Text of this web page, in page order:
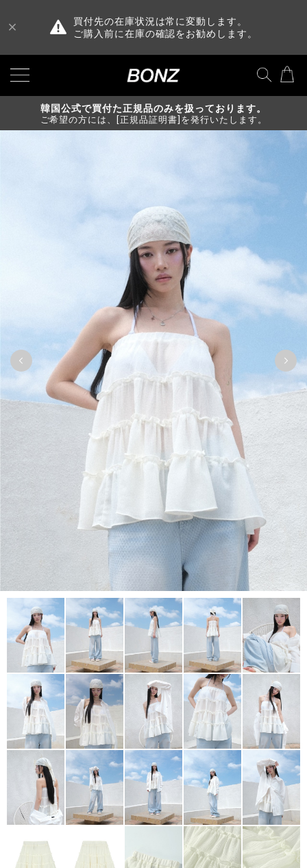
買付先の在庫状況は常に変動します。
ご購入前に在庫の確認をお勧めします。
韓国公式で買付た正規品のみを扱っております。
ご希望の方には、[正規品証明書]を発行いたします。